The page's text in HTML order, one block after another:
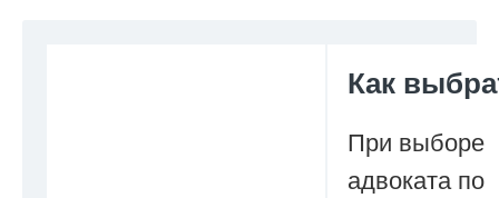
Как
При выборе
адвоката по